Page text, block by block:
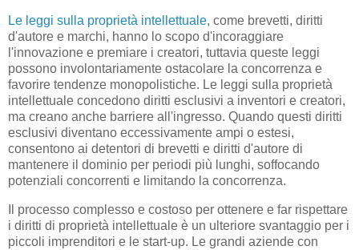
Le leggi sulla proprietà intellettuale, come brevetti, diritti
d'autore e marchi, hanno lo scopo d'incoraggiare
l'innovazione e premiare i creatori, tuttavia queste leggi
possono involontariamente ostacolare la concorrenza e
favorire tendenze monopolistiche. Le leggi sulla proprietà
intellettuale concedono diritti esclusivi a inventori e creatori,
ma creano anche barriere all'ingresso. Quando questi diritti
esclusivi diventano eccessivamente ampi o estesi,
consentono ai detentori di brevetti e diritti d'autore di
mantenere il dominio per periodi più lunghi, soffocando
potenziali concorrenti e limitando la concorrenza.
Il processo complesso e costoso per ottenere e far rispettare
i diritti di proprietà intellettuale è un ulteriore svantaggio per i
piccoli imprenditori e le start-up. Le grandi aziende con